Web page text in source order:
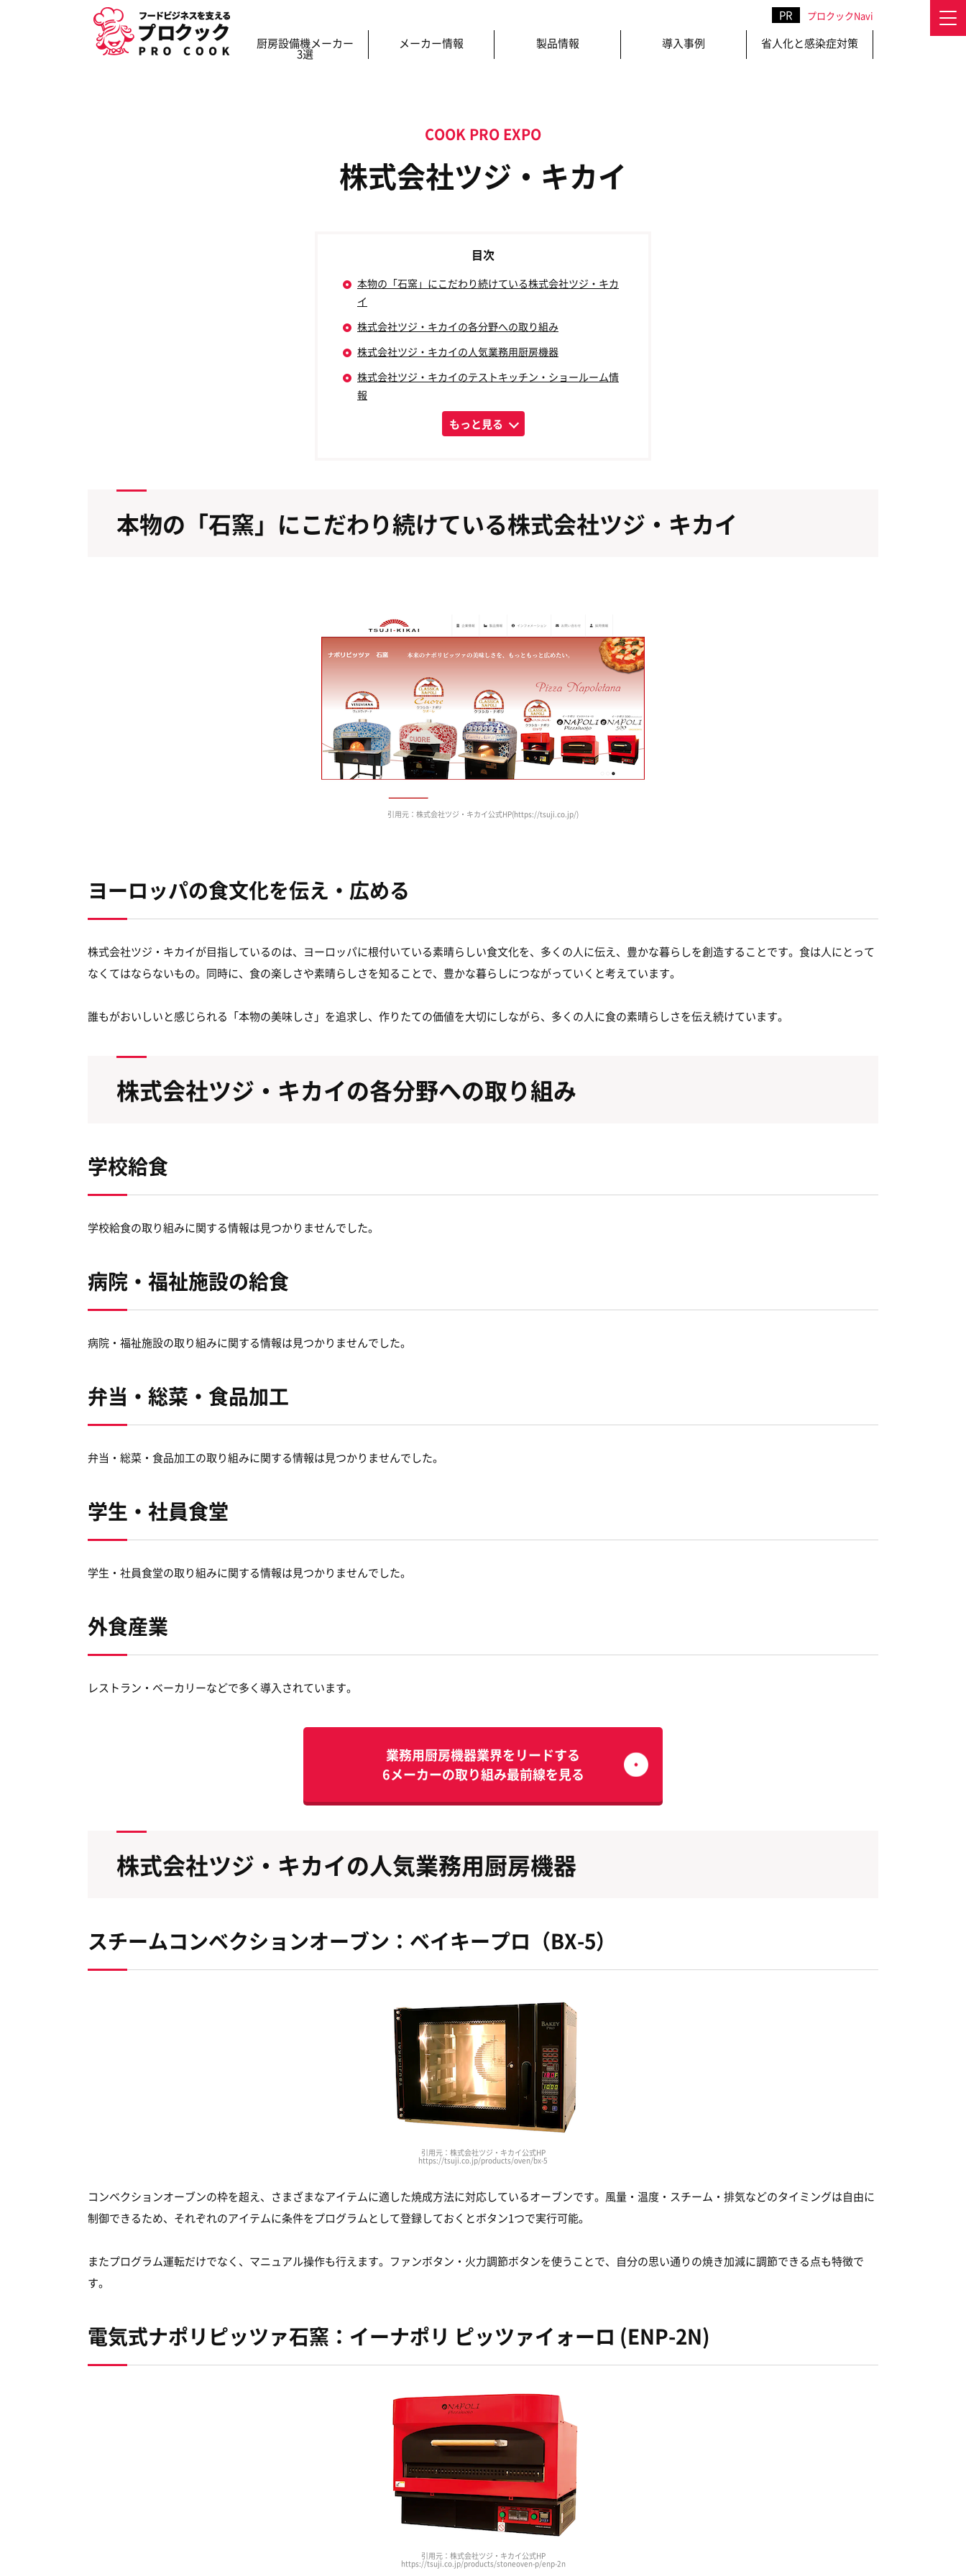
プロクックNavi
厨房設備機メーカー
3選
メーカー情報 製品情報 導入事例 省人化と感染症対策
プロクックNavi»業務用厨房機器の製造・販売会社一覧»株式会社ツジ・キカイ
株式会社ツジ・キカイ
本物の「石窯」にこだわり続けている株式会社ツジ・キカ
イ
株式会社ツジ・キカイの各分野への取り組み
株式会社ツジ・キカイの人気業務用厨房機器
株式会社ツジ・キカイのテストキッチン・ショールーム情
報
もっと見る
本物の「石窯」にこだわり続けている株式会社ツジ・キカイ
引用元：株式会社ツジ・キカイ公式HP(https://tsuji.co.jp/)
ヨーロッパの食文化を伝え・広める
株式会社ツジ・キカイが目指しているのは、ヨーロッパに根付いている素晴らしい食文化を、多くの人に伝え、豊かな暮らしを創造することです。食は人にとって
なくてはならないもの。同時に、食の楽しさや素晴らしさを知ることで、豊かな暮らしにつながっていくと考えています。
誰もがおいしいと感じられる「本物の美味しさ」を追求し、作りたての価値を大切にしながら、多くの人に食の素晴らしさを伝え続けています。
株式会社ツジ・キカイの各分野への取り組み
学校給食
学校給食の取り組みに関する情報は見つかりませんでした。
病院・福祉施設の給食
病院・福祉施設の取り組みに関する情報は見つかりませんでした。
弁当・総菜・食品加工
弁当・総菜・食品加工の取り組みに関する情報は見つかりませんでした。
学生・社員食堂
学生・社員食堂の取り組みに関する情報は見つかりませんでした。
外食産業
レストラン・ベーカリーなどで多く導入されています。
業務用厨房機器業界をリードする
6メーカーの取り組み最前線を見る
株式会社ツジ・キカイの人気業務用厨房機器
スチームコンベクションオーブン：ベイキープロ（BX-5）
引用元：株式会社ツジ・キカイ公式HP
https://tsuji.co.jp/products/oven/bx-5
コンベクションオーブンの枠を超え、さまざまなアイテムに適した焼成方法に対応しているオーブンです。風量・温度・スチーム・排気などのタイミングは自由に
制御できるため、それぞれのアイテムに条件をプログラムとして登録しておくとボタン1つで実行可能。
またプログラム運転だけでなく、マニュアル操作も行えます。ファンボタン・火力調節ボタンを使うことで、自分の思い通りの焼き加減に調節できる点も特徴で
す。
電気式ナポリピッツァ石窯：イーナポリ ピッツァイォーロ (ENP-2N)
引用元：株式会社ツジ・キカイ公式HP
https://tsuji.co.jp/products/stoneoven-p/enp-2n